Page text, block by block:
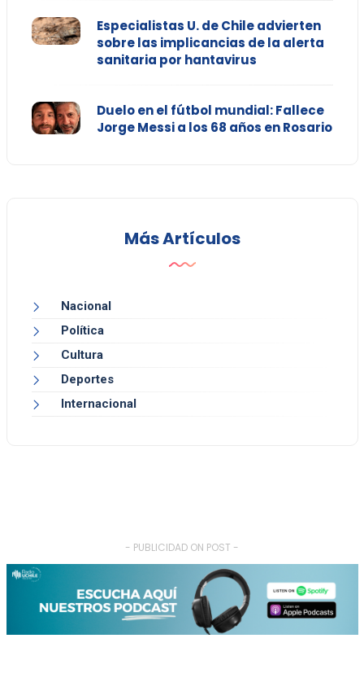
Especialistas U. de Chile advierten
sobre las implicancias de la alerta
sanitaria por hantavirus
Duelo en el fútbol mundial: Fallece
Jorge Messi a los 68 años en Rosario
Más Artículos
Nacional
Política
Cultura
Deportes
Internacional
- PUBLICIDAD ON POST -